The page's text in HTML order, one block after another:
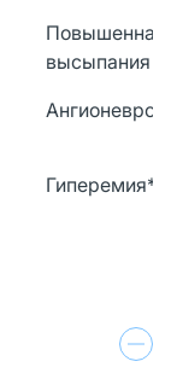
Повышенная
высыпания
Гиперемия*,